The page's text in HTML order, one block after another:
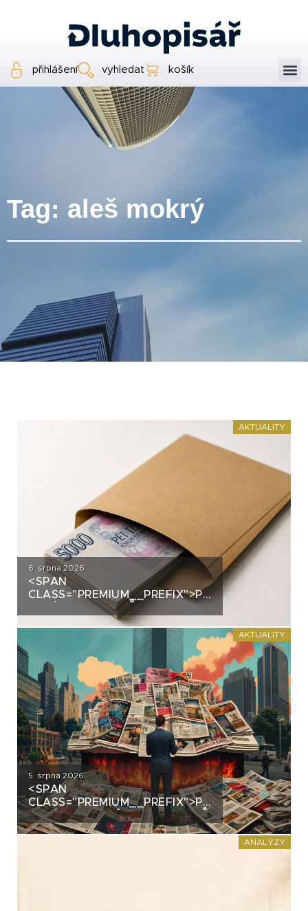
přihlášení vyhledat košík
Tag: aleš mokrý
AKTUALITY
6. srpna 2026
<SPAN
CLASS="PREMIUM__PREFIX">PREMIUM</
PLNÝ COMEBACKŮ. JAK SE
DNES DAŘÍ ZNÁMÝM
DLUHOPISOVÝM EMITENTŮM?
AKTUALITY
5. srpna 2026
<SPAN
CLASS="PREMIUM__PREFIX">PREMIUM</
ZPRÁVY ZE SVĚTA DLUHOPISŮ
ANALÝZY